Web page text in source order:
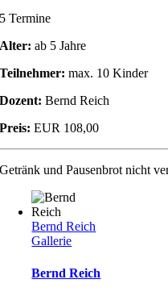
5 Termine
Alter: ab 5 Jahre
Teilnehmer: max. 10 Kinder
Dozent: Bernd Reich
Preis: EUR 108,00
Getränk und Pausenbrot nicht
Bernd Reich
Gallerie
Bernd Reich